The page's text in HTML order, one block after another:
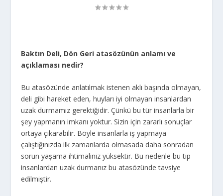
Baktın Deli, Dön Geri atasözünün anlamı ve
açıklaması nedir?
Bu atasözünde anlatılmak istenen aklı başında olmayan,
deli gibi hareket eden, huyları iyi olmayan insanlardan
uzak durmamız gerektiğidir. Çünkü bu tür insanlarla bir
şey yapmanın imkanı yoktur. Sizin için zararlı sonuçlar
ortaya çıkarabilir. Böyle insanlarla iş yapmaya
çalıştığınızda ilk zamanlarda olmasada daha sonradan
sorun yaşama ihtimaliniz yüksektir. Bu nedenle bu tip
insanlardan uzak durmanız bu atasözünde tavsiye
edilmiştir.